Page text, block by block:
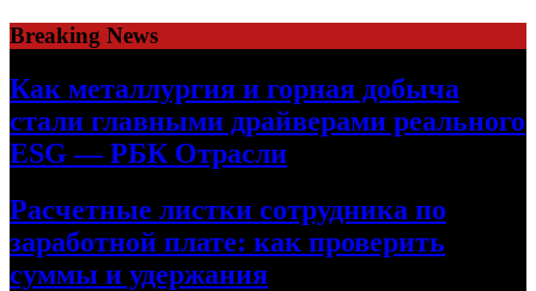
Skip
to
content
Breaking News
Как металлургия и горная добыча
стали главными драйверами реального
ESG — РБК Отрасли
Расчетные листки сотрудника по
заработной плате: как проверить
суммы и удержания